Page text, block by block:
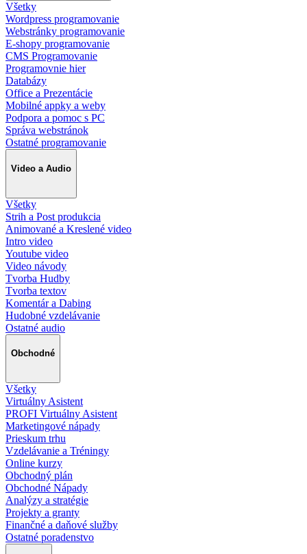
Všetky
Wordpress programovanie
Webstránky programovanie
E-shopy programovanie
CMS Programovanie
Programovnie hier
Databázy
Office a Prezentácie
Mobilné appky a weby
Podpora a pomoc s PC
Správa webstránok
Ostatné programovanie
Video a Audio
Všetky
Strih a Post produkcia
Animované a Kreslené video
Intro video
Youtube video
Video návody
Tvorba Hudby
Tvorba textov
Komentár a Dabing
Hudobné vzdelávanie
Ostatné audio
Obchodné
Všetky
Virtuálny Asistent
PROFI Virtuálny Asistent
Marketingové nápady
Prieskum trhu
Vzdelávanie a Tréningy
Online kurzy
Obchodný plán
Obchodné Nápady
Analýzy a stratégie
Projekty a granty
Finančné a daňové služby
Ostatné poradenstvo